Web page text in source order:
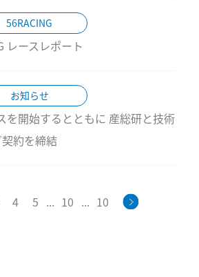
56RACING
レースレポート
お知らせ
を開始するとともに 産総研と技術
約を締結
4 5 ... 10 ... 10